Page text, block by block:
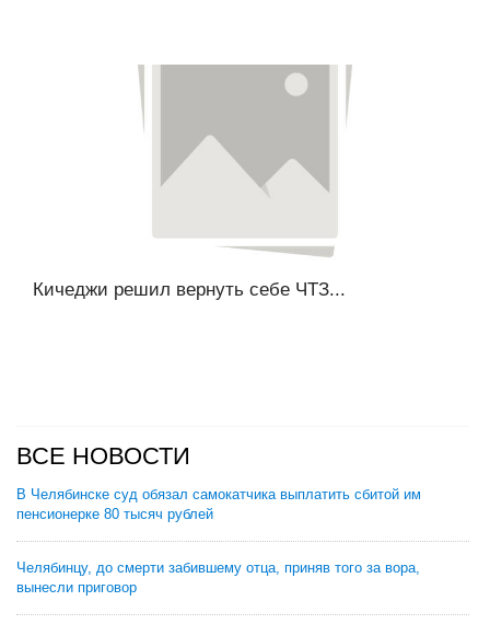
Кичеджи решил вернуть себе ЧТЗ...
ВСЕ НОВОСТИ
В Челябинске суд обязал самокатчика выплатить сбитой им
пенсионерке 80 тысяч рублей
Челябинцу, до смерти забившему отца, приняв того за вора,
вынесли приговор